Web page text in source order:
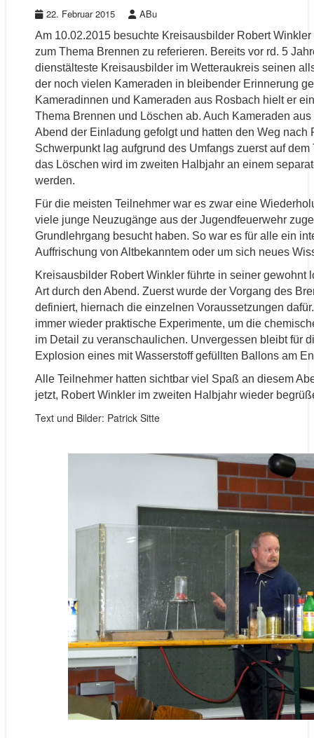
22. Februar 2015 ABu
Am 10.02.2015 besuchte Kreisausbilder Robert
zum Thema Brennen zu referieren. Bereits vor rd. 5
dienstälteste Kreisausbilder im Wetteraukreis seinen
der noch vielen Kameraden in bleibender Erinnerung
Kameradinnen und Kameraden aus Rosbach hielt er
Thema Brennen und Löschen ab. Auch Kameraden
Abend der Einladung gefolgt und hatten den Weg nach
Schwerpunkt lag aufgrund des Umfangs zuerst auf dem
das Löschen wird im zweiten Halbjahr an einem
werden.
Für die meisten Teilnehmer war es zwar eine
viele junge Neuzugänge aus der Jugendfeuerwehr
Grundlehrgang besucht haben. So war es für alle ein
Auffrischung von Altbekanntem oder um sich neues
Kreisausbilder Robert Winkler führte in seiner gewohnt
Art durch den Abend. Zuerst wurde der Vorgang des
definiert, hiernach die einzelnen Voraussetzungen
immer wieder praktische Experimente, um die
im Detail zu veranschaulichen. Unvergessen bleibt für
Explosion eines mit Wasserstoff gefüllten Ballons am
Alle Teilnehmer hatten sichtbar viel Spaß an diesem
jetzt, Robert Winkler im zweiten Halbjahr wieder
Text und Bilder: Patrick Sitte